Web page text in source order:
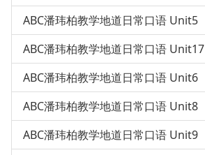
ABC潘玮柏教学地道日常口语 Unit5
ABC潘玮柏教学地道日常口语 Unit17
ABC潘玮柏教学地道日常口语 Unit6
ABC潘玮柏教学地道日常口语 Unit8
ABC潘玮柏教学地道日常口语 Unit9